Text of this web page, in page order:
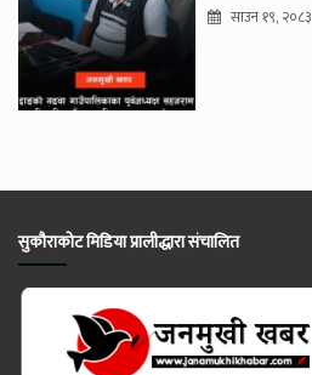
साउन १९, २०८३
सुकौराकोट मिडिया प्रालीद्धारा संचालित